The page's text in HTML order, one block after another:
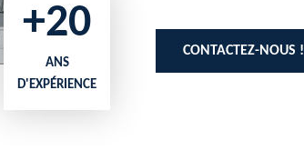
+20
ANS
D'EXPÉRIENCE
CONTACTEZ-NOUS !